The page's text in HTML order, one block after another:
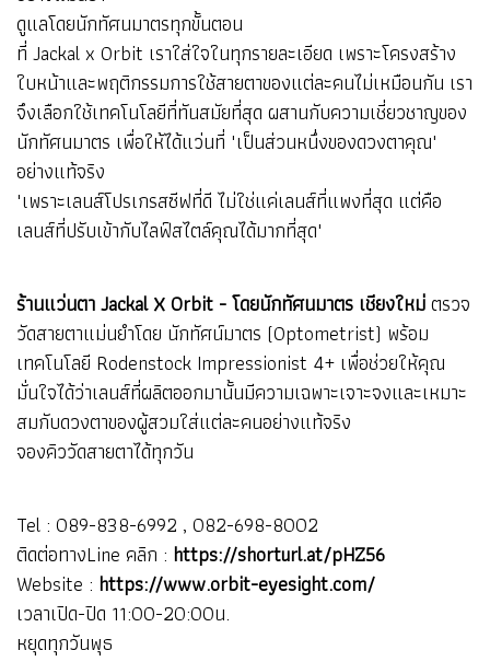
ดูแลโดยนักทัศนมาตรทุกขั้นตอน
ที่ Jackal x Orbit เราใส่ใจในทุกรายละเอียด เพราะโครงสร้าง
ใบหน้าและพฤติกรรมการใช้สายตาของแต่ละคนไม่เหมือนกัน เรา
จึงเลือกใช้เทคโนโลยีที่ทันสมัยที่สุด ผสานกับความเชี่ยวชาญของ
นักทัศนมาตร เพื่อให้ได้แว่นที่ "เป็นส่วนหนึ่งของดวงตาคุณ"
อย่างแท้จริง
"เพราะเลนส์โปรเกรสซีฟที่ดี ไม่ใช่แค่เลนส์ที่แพงที่สุด แต่คือ
เลนส์ที่ปรับเข้ากับไลฟ์สไตล์คุณได้มากที่สุด"
ร้านแว่นตา Jackal X Orbit - โดยนักทัศนมาตร เชียงใหม่ตรวจ
วัดสายตาแม่นยำโดย นักทัศน์มาตร (Optometrist) พร้อม
เทคโนโลยี Rodenstock Impressionist 4+ เพื่อช่วยให้คุณ
มั่นใจได้ว่าเลนส์ที่ผลิตออกมานั้นมีความเฉพาะเจาะจงและเหมาะ
สมกับดวงตาของผู้สวมใส่แต่ละคนอย่างแท้จริง
จองคิววัดสายตาได้ทุกวัน
Tel : 089-838-6992 , 082-698-8002
ติดต่อทางLine คลิก : https://shorturl.at/pHZ56
Website : https://www.orbit-eyesight.com/
เวลาเปิด-ปิด 11:00-20:00น.
หยุดทุกวันพุธ